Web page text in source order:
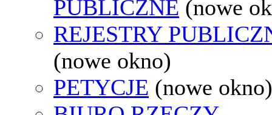
PUBLICZNE (nowe
REJESTRY
(nowe okno)
PETYCJE (nowe okno)